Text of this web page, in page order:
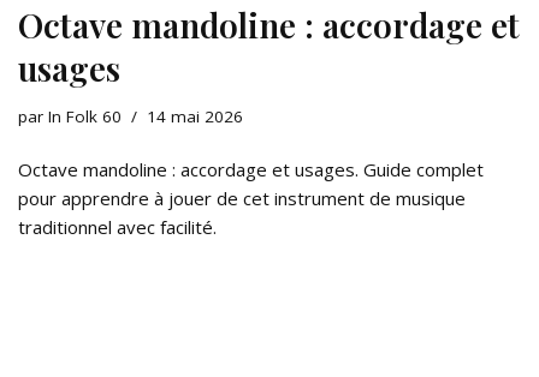
Octave mandoline : accordage et
usages
par In Folk 60 14 mai 2026
Octave mandoline : accordage et usages. Guide complet
pour apprendre à jouer de cet instrument de musique
traditionnel avec facilité.